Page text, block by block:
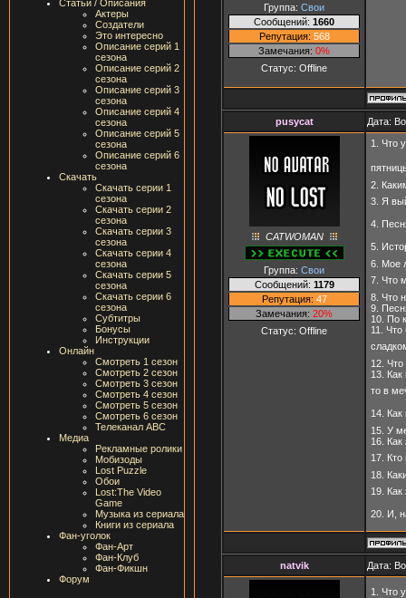
Статьи / Описания
Актеры
Создатели
Это интересно
Описание серий 1
сезона
Описание серий 2
сезона
Описание серий 3
сезона
Описание серий 4
сезона
Описание серий 5
сезона
Описание серий 6
сезона
Скачать
Скачать серии 1
сезона
Скачать серии 2
сезона
Скачать серии 3
сезона
Скачать серии 4
сезона
Скачать серии 5
сезона
Скачать серии 6
сезона
Субтитры
Бонусы
Инструкции
Онлайн
Смотреть 1 сезон
Смотреть 2 сезон
Смотреть 3 сезон
Смотреть 4 сезон
Смотреть 5 сезон
Смотреть 6 сезон
Телеканал ABC
Медиа
Рекламные ролики
Мобизоды
Lost Puzzle
Обои
Lost:The Video
Game
Музыка из сериала
Книги из сериала
Фан-уголок
Фан-Арт
Фан-Клуб
Фан-Фикшн
Форум
Группа: Свои
Сообщений: 1660
Репутация: 568
Замечания: 0%
Статус: Offline
pusycat Дата:
CATWOMAN
Группа: Свои
Сообщений: 1179
Репутация: 47
Замечания: 20%
Статус: Offline
1. Что
2.
3. Я
4.
5.
6. Мое
7. Что
8. Что
9.
10. По
11.
12.
13.
то в
14.
15. У
16.
17.
18.
19.
20. И,
natvik Дата:
1. Что